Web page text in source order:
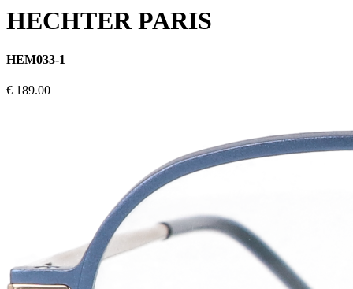
HECHTER PARIS
HEM033-1
€ 189.00